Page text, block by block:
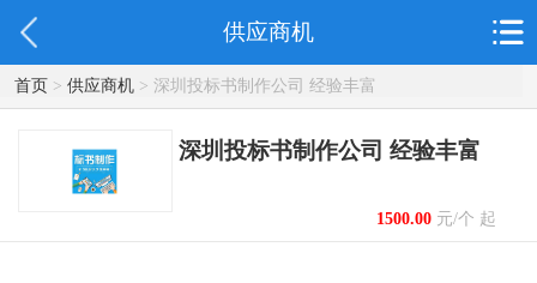
供应商机
首页> 供应商机> 深圳投标书制作公司 经验丰富
深圳投标书制作公司 经验丰富
1500.00元/个 起